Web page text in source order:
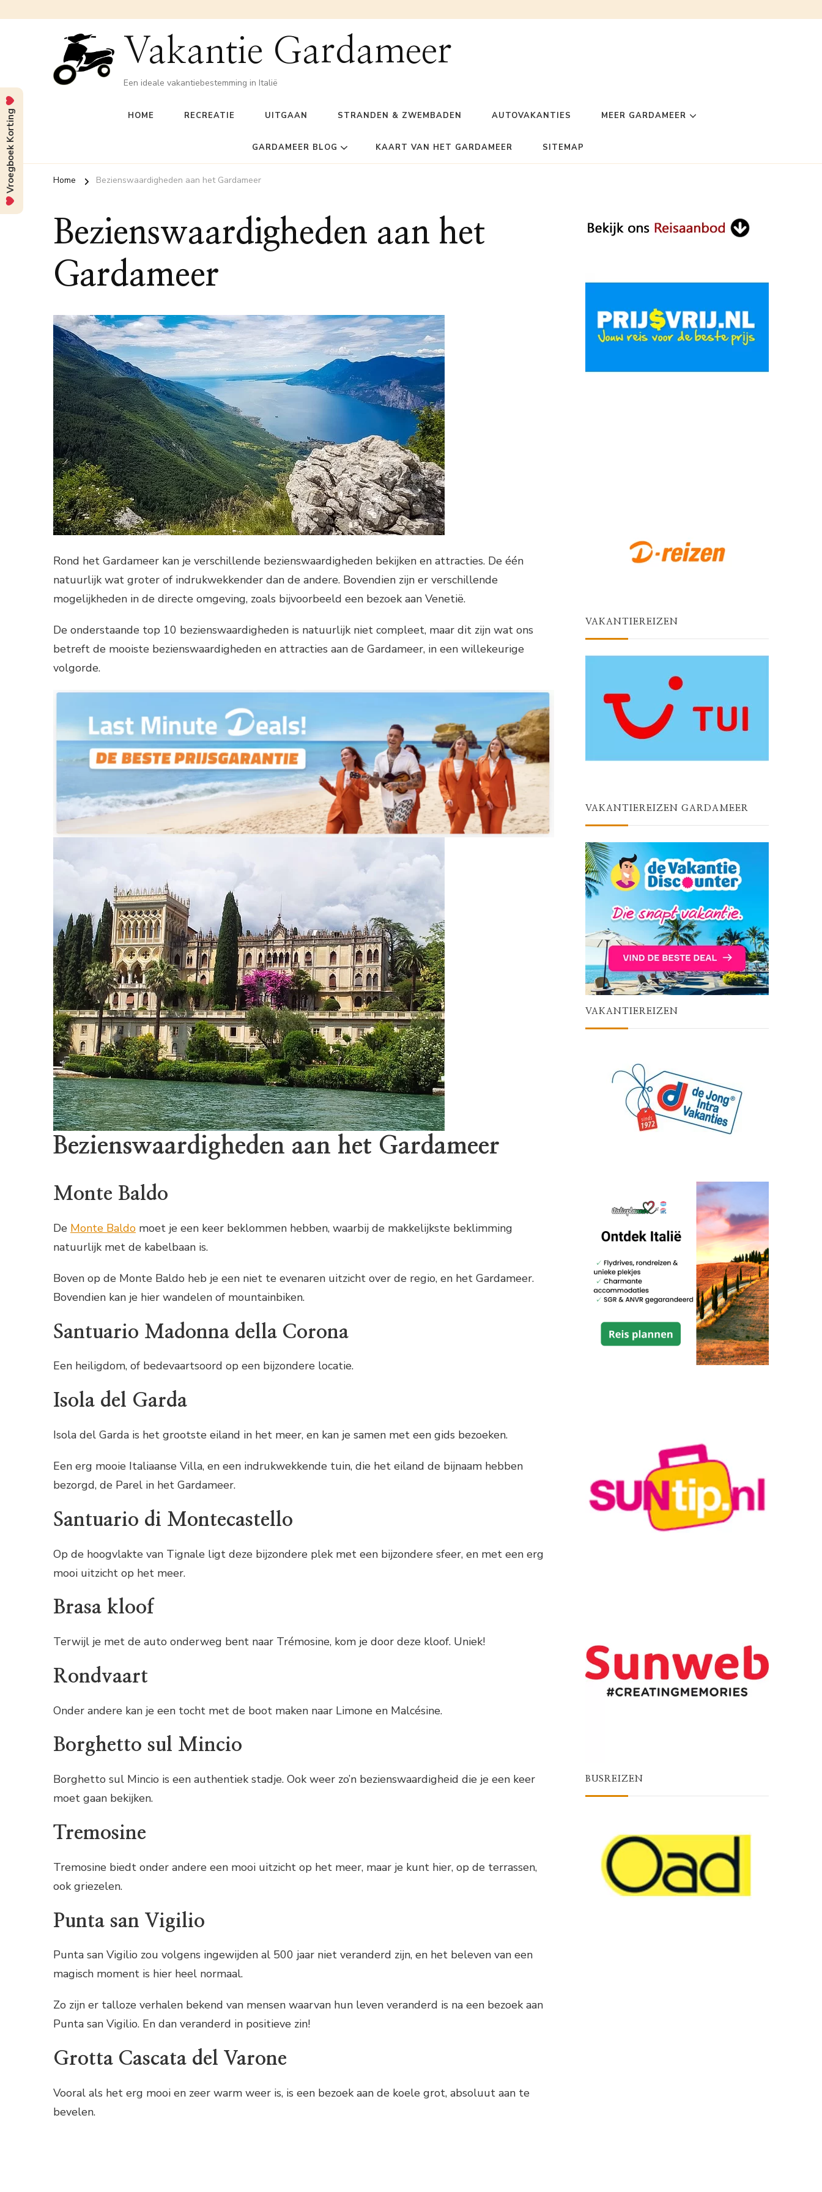
Vakantie Gardameer
Een ideale vakantiebestemming in Italië
HOME RECREATIE UITGAAN STRANDEN & ZWEMBADEN AUTOVAKANTIES MEER GARDAMEER
GARDAMEER BLOG KAART VAN HET GARDAMEER SITEMAP
Home Bezienswaardigheden aan het Gardameer
Bezienswaardigheden aan het
Gardameer
Rond het Gardameer kan je verschillende bezienswaardigheden bekijken en attracties. De één
natuurlijk wat groter of indrukwekkender dan de andere. Bovendien zijn er verschillende
mogelijkheden in de directe omgeving, zoals bijvoorbeeld een bezoek aan Venetië.
De onderstaande top 10 bezienswaardigheden is natuurlijk niet compleet, maar dit zijn wat ons
betreft de mooiste bezienswaardigheden en attracties aan de Gardameer, in een willekeurige
volgorde.
Bezienswaardigheden aan het Gardameer
Monte Baldo
De Monte Baldo moet je een keer beklommen hebben, waarbij de makkelijkste beklimming
natuurlijk met de kabelbaan is.
Boven op de Monte Baldo heb je een niet te evenaren uitzicht over de regio, en het Gardameer.
Bovendien kan je hier wandelen of mountainbiken.
Santuario Madonna della Corona
Een heiligdom, of bedevaartsoord op een bijzondere locatie.
Isola del Garda
Isola del Garda is het grootste eiland in het meer, en kan je samen met een gids bezoeken.
Een erg mooie Italiaanse Villa, en een indrukwekkende tuin, die het eiland de bijnaam hebben
bezorgd, de Parel in het Gardameer.
Santuario di Montecastello
Op de hoogvlakte van Tignale ligt deze bijzondere plek met een bijzondere sfeer, en met een erg
mooi uitzicht op het meer.
Brasa kloof
Terwijl je met de auto onderweg bent naar Trémosine, kom je door deze kloof. Uniek!
Rondvaart
Onder andere kan je een tocht met de boot maken naar Limone en Malcésine.
Borghetto sul Mincio
Borghetto sul Mincio is een authentiek stadje. Ook weer zo’n bezienswaardigheid die je een keer
moet gaan bekijken.
Tremosine
Tremosine biedt onder andere een mooi uitzicht op het meer, maar je kunt hier, op de terrassen,
ook griezelen.
Punta san Vigilio
Punta san Vigilio zou volgens ingewijden al 500 jaar niet veranderd zijn, en het beleven van een
magisch moment is hier heel normaal.
Zo zijn er talloze verhalen bekend van mensen waarvan hun leven veranderd is na een bezoek aan
Punta san Vigilio. En dan veranderd in positieve zin!
Grotta Cascata del Varone
Vooral als het erg mooi en zeer warm weer is, is een bezoek aan de koele grot, absoluut aan te
bevelen.
VAKANTIEREIZEN
VAKANTIEREIZEN GARDAMEER
VAKANTIEREIZEN
BUSREIZEN
Vroegboek Korting